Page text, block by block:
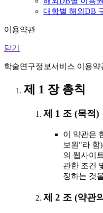
대학별 해외DB
이용약관
닫기
학술연구정보서비스 이용약
제 1 장 총칙
제 1 조 (목적)
이 약관은
보원"라 함
의 웹사이
관한 조건
정하는 것
제 2 조 (약관